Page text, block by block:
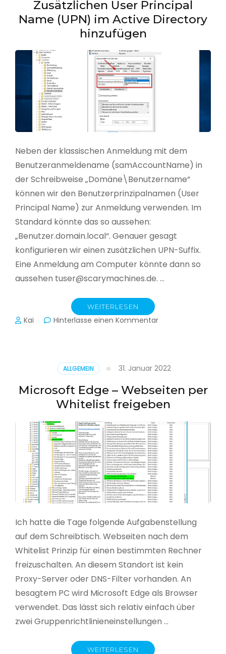
Zusätzlichen User Principal
Name (UPN) im Active Directory
hinzufügen
Neben der klassischen Anmeldung mit dem
Benutzeranmeldename (samAccountName) in
der Schreibweise „Domäne\Benutzername“
können wir den Benutzerprinzipalnamen (User
Principal Name) zur Anmeldung verwenden. Im
Standard könnte das so aussehen:
„Benutzer.domain.local“. Genauer gesagt
konfigurieren wir einen zusätzlichen UPN-Suffix.
Eine Anmeldung am Computer könnte dann so
aussehen tuser@scarymachines.de. …
WEITERLESEN
Kai Hinterlasse einen Kommentarzu
(UPN)
im
Active
Directory
ALLGEMEIN 31. Januar 2022
Microsoft Edge – Webseiten per
Whitelist freigeben
Ich hatte die Tage folgende Aufgabenstellung
auf dem Schreibtisch. Webseiten nach dem
Whitelist Prinzip für einen bestimmten Rechner
freizuschalten. An diesem Standort ist kein
Proxy-Server oder DNS-Filter vorhanden. An
besagtem PC wird Microsoft Edge als Browser
verwendet. Das lässt sich relativ einfach über
zwei Gruppenrichtlinieneinstellungen …
WEITERLESEN